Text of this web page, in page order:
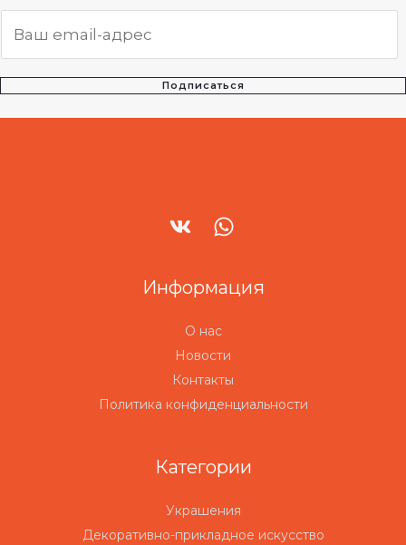
Подписаться
Информация
О нас
Новости
Контакты
Политика конфиденциальности
Категории
Украшения
Декоративно-прикладное искусство